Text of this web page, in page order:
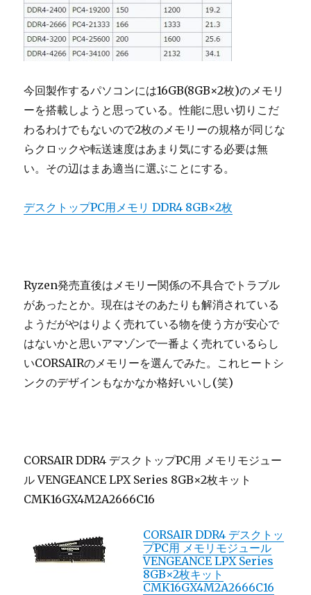
今回製作するパソコンには16GB(8GB×2枚)のメモリ
ーを搭載しようと思っている。性能に思い切りこだ
わるわけでもないので2枚のメモリーの規格が同じな
らクロックや転送速度はあまり気にする必要は無
い。その辺はまあ適当に選ぶことにする。
デスクトップPC用メモリ DDR4 8GB×2枚
Ryzen発売直後はメモリー関係の不具合でトラブル
があったとか。現在はそのあたりも解消されている
ようだがやはりよく売れている物を使う方が安心で
はないかと思いアマゾンで一番よく売れているらし
いCORSAIRのメモリーを選んでみた。これヒートシ
ンクのデザインもなかなか格好いいし(笑)
CORSAIR DDR4 デスクトップPC用 メモリモジュー
ル VENGEANCE LPX Series 8GB×2枚キット
CMK16GX4M2A2666C16
CORSAIR DDR4 デスクトッ
プPC用 メモリモジュール
VENGEANCE LPX Series
8GB×2枚キット
CMK16GX4M2A2666C16